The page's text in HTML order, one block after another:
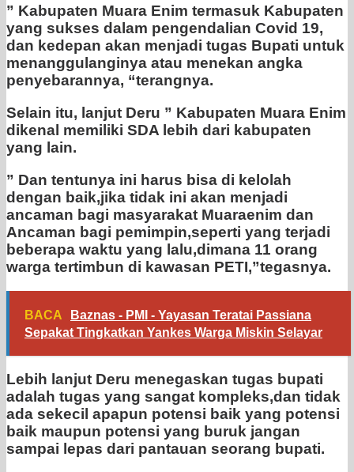
” Kabupaten Muara Enim termasuk Kabupaten
yang sukses dalam pengendalian Covid 19,
dan kedepan akan menjadi tugas Bupati untuk
menanggulanginya atau menekan angka
penyebarannya, “terangnya.
Selain itu, lanjut Deru ” Kabupaten Muara Enim
dikenal memiliki SDA lebih dari kabupaten
yang lain.
” Dan tentunya ini harus bisa di kelolah
dengan baik,jika tidak ini akan menjadi
ancaman bagi masyarakat Muaraenim dan
Ancaman bagi pemimpin,seperti yang terjadi
beberapa waktu yang lalu,dimana 11 orang
warga tertimbun di kawasan PETI,”tegasnya.
BACA
Baznas - PMI - Yayasan Teratai Passiana
Sepakat Tingkatkan Yankes Warga Miskin Selayar
Lebih lanjut Deru menegaskan tugas bupati
adalah tugas yang sangat kompleks,dan tidak
ada sekecil apapun potensi baik yang potensi
baik maupun potensi yang buruk jangan
sampai lepas dari pantauan seorang bupati.